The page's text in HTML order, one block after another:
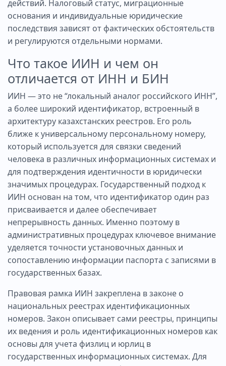
действий. Налоговый статус, миграционные
основания и индивидуальные юридические
последствия зависят от фактических обстоятельств
и регулируются отдельными нормами.
Что такое ИИН и чем он
отличается от ИНН и БИН
ИИН — это не “локальный аналог российского ИНН”,
а более широкий идентификатор, встроенный в
архитектуру казахстанских реестров. Его роль
ближе к универсальному персональному номеру,
который используется для связки сведений
человека в различных информационных системах и
для подтверждения идентичности в юридически
значимых процедурах. Государственный подход к
ИИН основан на том, что идентификатор один раз
присваивается и далее обеспечивает
непрерывность данных. Именно поэтому в
административных процедурах ключевое внимание
уделяется точности установочных данных и
сопоставлению информации паспорта с записями в
государственных базах.
Правовая рамка ИИН закреплена в законе о
национальных реестрах идентификационных
номеров. Закон описывает сами реестры, принципы
их ведения и роль идентификационных номеров как
основы для учета физлиц и юрлиц в
государственных информационных системах. Для